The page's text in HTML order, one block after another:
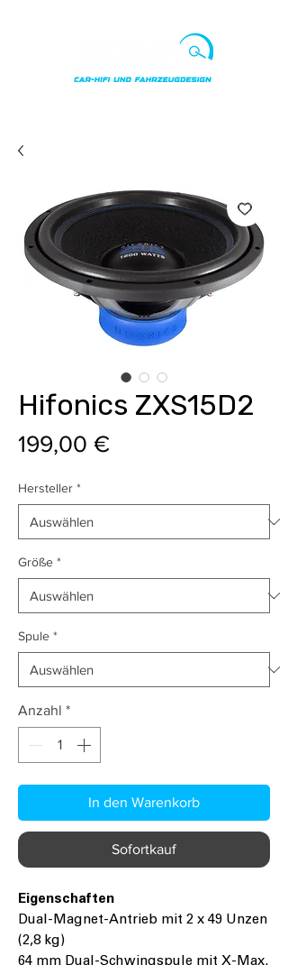
Hifonics ZXS15D2
199,00 €Preis
Hersteller *
Größe *
Spule *
Anzahl *
In den Warenkorb
Sofortkauf
Eigenschaften
Dual-Magnet-Antrieb mit 2 x 49 Unzen
(2,8 kg)
64 mm Dual-Schwingspule mit X-Max.